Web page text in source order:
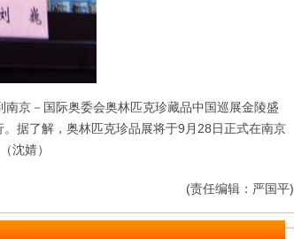
京－国际奥委会奥林匹克珍藏品中国巡展金陵盛
据了解，奥林匹克珍品展将于9月28日正式在南京
沈婧）
(责任编辑：严国平)